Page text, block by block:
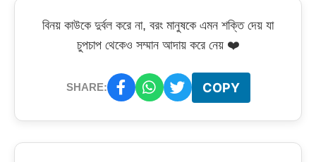
বিনয় কাউকে দুর্বল করে না, বরং মানুষকে এমন শক্তি দেয় যা
চুপচাপ থেকেও সম্মান আদায় করে নেয় ❤️
SHARE: COPY